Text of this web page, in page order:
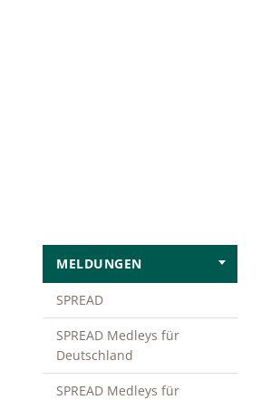
MELDUNGEN
SPREAD
SPREAD Medleys für
Deutschland
SPREAD Medleys für